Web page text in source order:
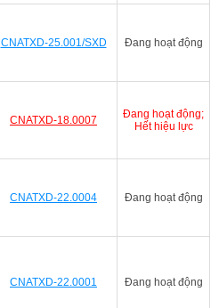
CNATXD-25.001/SXD Đang hoạt động
CNATXD-18.0007
Đang hoạt động;
Hết hiệu lực
CNATXD-22.0004 Đang hoạt động
CNATXD-22.0001 Đang hoạt động